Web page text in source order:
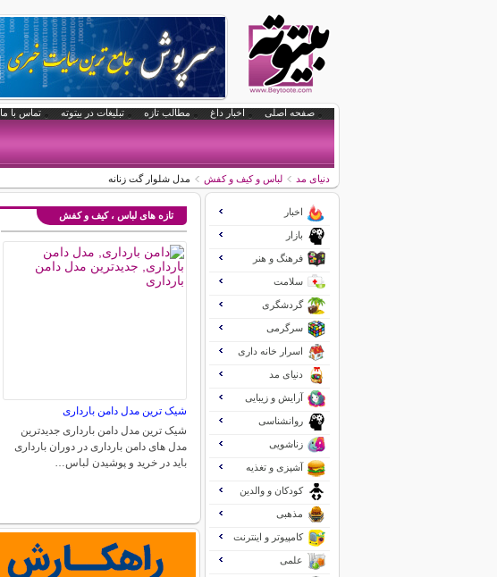
صفحه اصلی اخبار داغ مطالب تازه تبلیغات در بیتوته تماس با ما
دنیای مد لباس و کیف و کفش مدل شلوار گت زنانه
تازه های لباس ، کیف و کفش
شیک ترین مدل دامن بارداری
شیک ترین مدل دامن بارداری جدیدترین
مدل های دامن بارداری در دوران بارداری
باید در خرید و پوشیدن لباس…
اخبار
بازار
فرهنگ و هنر
سلامت
گردشگری
سرگرمی
اسرار خانه داری
دنیای مد
آرایش و زیبایی
روانشناسی
زناشویی
آشپزی و تغذیه
کودکان و والدین
مذهبی
کامپیوتر و اینترنت
علمی